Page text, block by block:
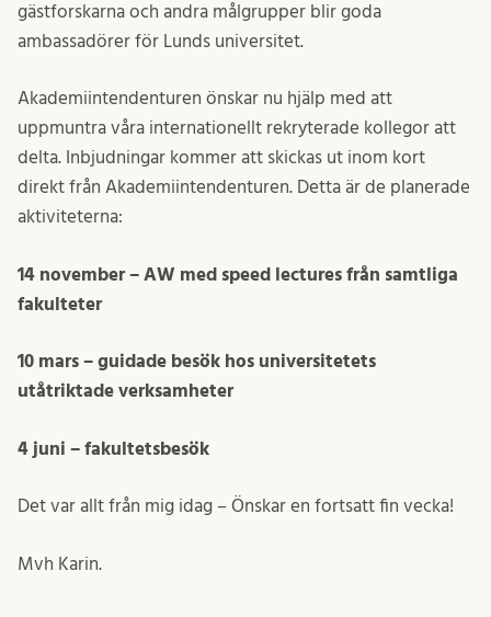
gästforskarna och andra målgrupper blir goda
ambassadörer för Lunds universitet.
Akademiintendenturen önskar nu hjälp med att
uppmuntra våra internationellt rekryterade kollegor att
delta. Inbjudningar kommer att skickas ut inom kort
direkt från Akademiintendenturen. Detta är de planerade
aktiviteterna:
14 november – AW med speed lectures från samtliga
fakulteter
10 mars – guidade besök hos universitetets
utåtriktade verksamheter
4 juni – fakultetsbesök
Det var allt från mig idag – Önskar en fortsatt fin vecka!
Mvh Karin.